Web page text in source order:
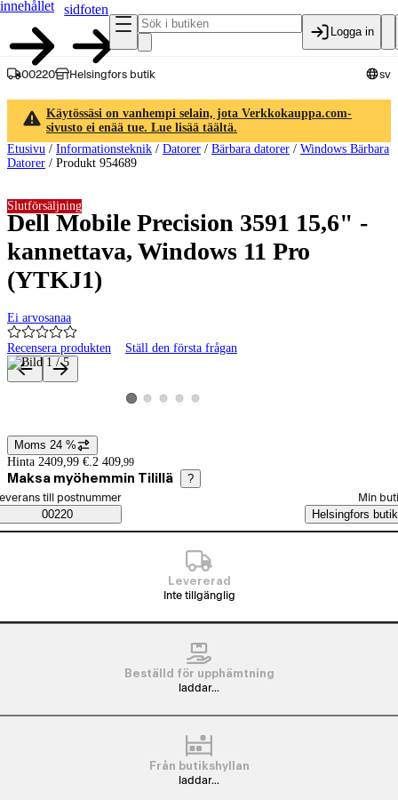
innehållet
sidfoten
Logga in
00220 Helsingfors butik sv
Käytössäsi on vanhempi selain, jota Verkkokauppa.com-
sivusto ei enää tue. Lue lisää täältä.
Etusivu / Informationsteknik / Datorer / Bärbara datorer / Windows Bärbara
Datorer / Produkt 954689
Dell Mobile Precision 3591 15,6" -
kannettava, Windows 11 Pro
(YTKJ1)
Ei arvosanaa
Recensera produkten Ställ den första frågan
Slutförsäljning
Produktbilder och videor
Visa produktbild 1
Visa produktbild 2
Visa produktbild 3
Visa produktbild 4
Visa produktbild 5
Prisinformation
Moms 24 %
Hinta 2409,99 €. 2 409,99
Maksa myöhemmin Tilillä ?
Saatavuustiedot
beställningssätt
till postnummer
00220
Min
Helsingfors butik
Levererad
Inte tillgänglig
Beställd för upphämtning
laddar...
Från butikshyllan
laddar...